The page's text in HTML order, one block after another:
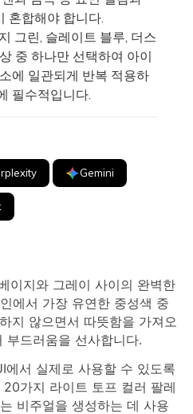
혼합해야 합니다.
그린, 슬레이트 블루, 더스
중 하나만 선택하여 아이
에 일관되게 반복 적용하
필수적입니다.
Gemini
이지와 그레이 사이의 완벽한
에서 가장 유연한 중성색 중
지 않으면서 따뜻함을 가져오
부드러움을 선사합니다.
에서 실제로 사용할 수 있도록
가지 라이트 토프 컬러 팔레
비주얼을 생성하는 데 사용